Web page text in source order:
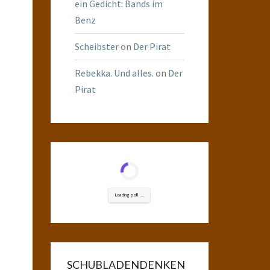
ein Gedicht: Bands im
Benz
Scheibsteron Der Pirat
Rebekka. Und alles. on Der
Pirat
Loading poll ...
SCHUBLADENDENKEN